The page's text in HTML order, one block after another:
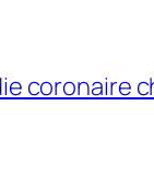
coronaire